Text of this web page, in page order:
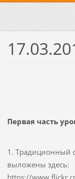
Первая часть
1. Традиционный
выложены здесь:
https://